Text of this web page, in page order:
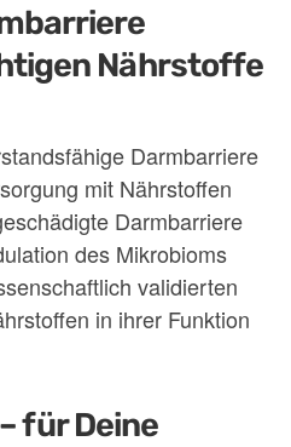
Nährstoffe
Darmbarriere
mit Nährstoffen
Darmbarriere
des Mikrobioms
validierten
in ihrer Funktion
– für Deine